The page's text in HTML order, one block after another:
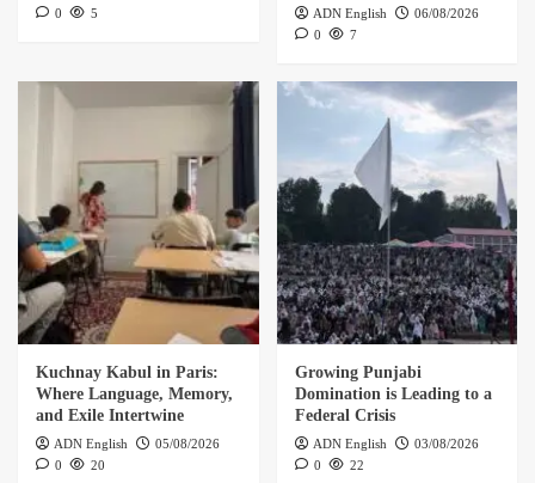
0
5 ADN English
06/08/2026
0
7
Kuchnay Kabul in Paris:
Where Language, Memory,
and Exile Intertwine
ADN English
05/08/2026
0
20
Growing Punjabi
Domination is Leading to a
Federal Crisis
ADN English
03/08/2026
0
22